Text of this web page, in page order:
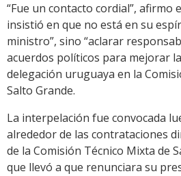
“Fue un contacto cordial”, afirmo
insistió en que no está en su
ministro”, sino “aclarar
acuerdos políticos para mejorar
delegación uruguaya en la
Salto Grande.
La interpelación fue convocada
alrededor de las contrataciones
de la Comisión Técnico Mixta de
que llevó a que renunciara su